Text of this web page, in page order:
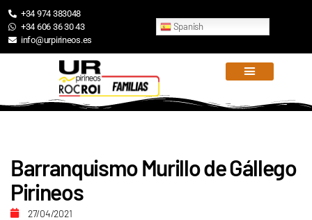
+34 974 383048
+34 606 36 30 43
info@urpirineos.es
Spanish
Barranquismo Murillo de Gállego
Pirineos
27/04/2021